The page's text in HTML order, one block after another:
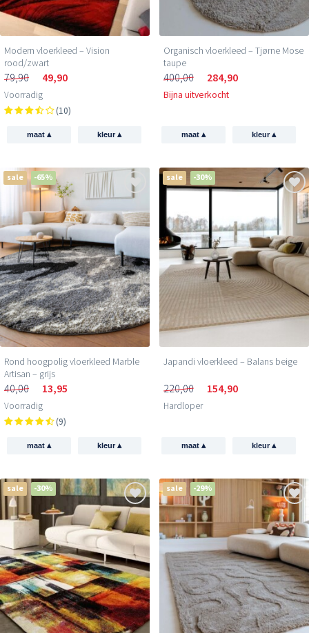
Modern vloerkleed – Vision
rood/zwart
79,90 49,90
Voorradig
(10)
maat ▴ kleur▴
Organisch vloerkleed – Tjørne Mose
taupe
400,00 284,90
Bijna uitverkocht
maat ▴ kleur▴
sale -65%
Rond hoogpolig vloerkleed Marble
Artisan – grijs
40,00 13,95
Voorradig
(9)
maat ▴ kleur▴
sale -30%
Japandi vloerkleed – Balans beige
220,00 154,90
Hardloper
maat ▴ kleur▴
sale -30% sale -29%